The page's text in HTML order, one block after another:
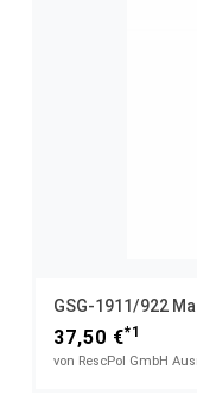
GSG-1911/922
37,50 €*1
von RescPol GmbH